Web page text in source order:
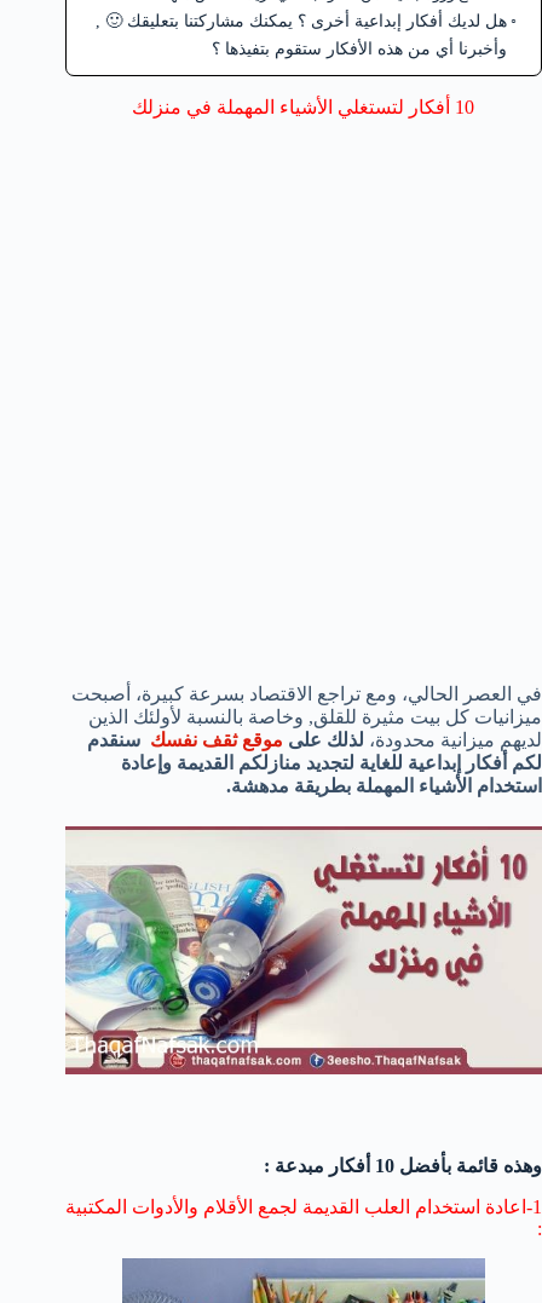
هل لديك أفكار إبداعية أخرى ؟ يمكنك مشاركتنا بتعليقك 🙂 ,
وأخبرنا أي من هذه الأفكار ستقوم بتفيذها ؟
10 أفكار لتستغلي الأشياء المهملة في منزلك
في العصر الحالي، ومع تراجع الاقتصاد بسرعة كبيرة، أصبحت
ميزانيات كل بيت مثيرة للقلق, وخاصة بالنسبة لأولئك الذين
لديهم ميزانية محدودة، لذلك على موقع ثقف نفسك سنقدم
لكم أفكار إبداعية للغاية لتجديد منازلكم القديمة وإعادة
استخدام الأشياء المهملة بطريقة مدهشة.
وهذه قائمة بأفضل 10 أفكار مبدعة :
1-اعادة استخدام العلب القديمة لجمع الأقلام والأدوات المكتبية
: